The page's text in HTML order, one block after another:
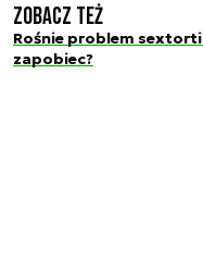
Zobacz też
Rośnie problem
zapobiec?